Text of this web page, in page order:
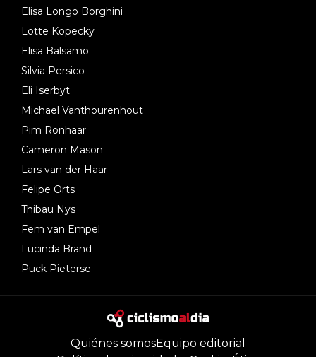
Elisa Longo Borghini
Lotte Kopecky
Elisa Balsamo
Silvia Persico
Eli Iserbyt
Michael Vanthourenhout
Pim Ronhaar
Cameron Mason
Lars van der Haar
Felipe Orts
Thibau Nys
Fem van Empel
Lucinda Brand
Puck Pieterse
Quiénes somosEquipo editorial